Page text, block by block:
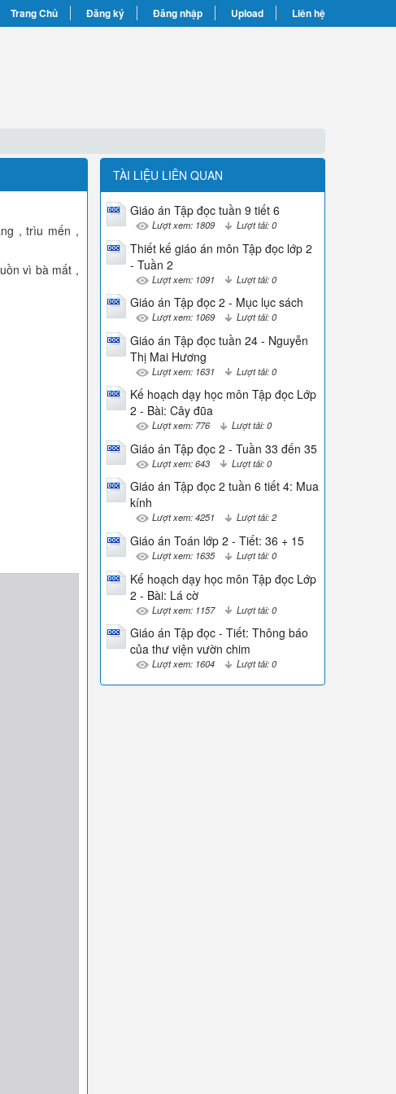
Trang Chủ Đăng ký Đăng nhập Upload Liên hệ
, trìu mến ,
vì bà mất ,
TÀI LIỆU LIÊN QUAN
Giáo án Tập đọc tuần 9 tiết 6
Lượt xem: 1809 Lượt tải: 0
Thiết kế giáo án môn Tập đọc lớp 2
- Tuần 2
Lượt xem: 1091 Lượt tải: 0
Giáo án Tập đọc 2 - Mục lục sách
Lượt xem: 1069 Lượt tải: 0
Giáo án Tập đọc tuần 24 - Nguyễn
Thị Mai Hương
Lượt xem: 1631 Lượt tải: 0
Kế hoạch dạy học môn Tập đọc Lớp
2 - Bài: Cây đũa
Lượt xem: 776 Lượt tải: 0
Giáo án Tập đọc 2 - Tuần 33 đến 35
Lượt xem: 643 Lượt tải: 0
Giáo án Tập đọc 2 tuần 6 tiết 4: Mua
kính
Lượt xem: 4251 Lượt tải: 2
Giáo án Toán lớp 2 - Tiết: 36 + 15
Lượt xem: 1635 Lượt tải: 0
Kế hoạch dạy học môn Tập đọc Lớp
2 - Bài: Lá cờ
Lượt xem: 1157 Lượt tải: 0
Giáo án Tập đọc - Tiết: Thông báo
của thư viện vườn chim
Lượt xem: 1604 Lượt tải: 0